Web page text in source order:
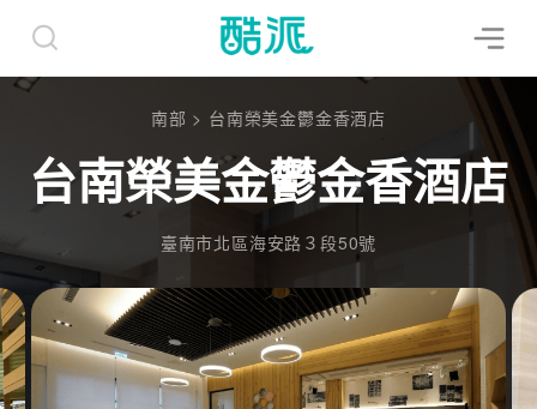
南部 > 台南榮美金鬱金香酒店
台南榮美金鬱金香酒店
臺南市北區海安路３段50號